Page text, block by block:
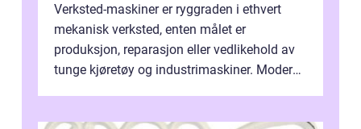
Verksted-maskiner er ryggraden i ethvert
mekanisk verksted, enten målet er
produksjon, reparasjon eller vedlikehold av
tunge kjøretøy og industrimaskiner. Moderne